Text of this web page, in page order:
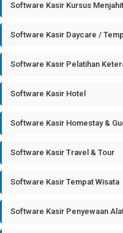
Software Kasir Kursus Menjahit
Software Kasir Daycare /
Software Kasir Pelatihan
Software Kasir Hotel
Software Kasir Homestay &
Software Kasir Travel & Tour
Software Kasir Tempat Wisata
Software Kasir Penyewaan